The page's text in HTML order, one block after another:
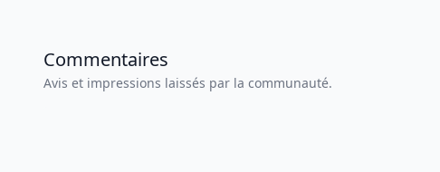
Commentaires
Avis et impressions laissés par la communauté.